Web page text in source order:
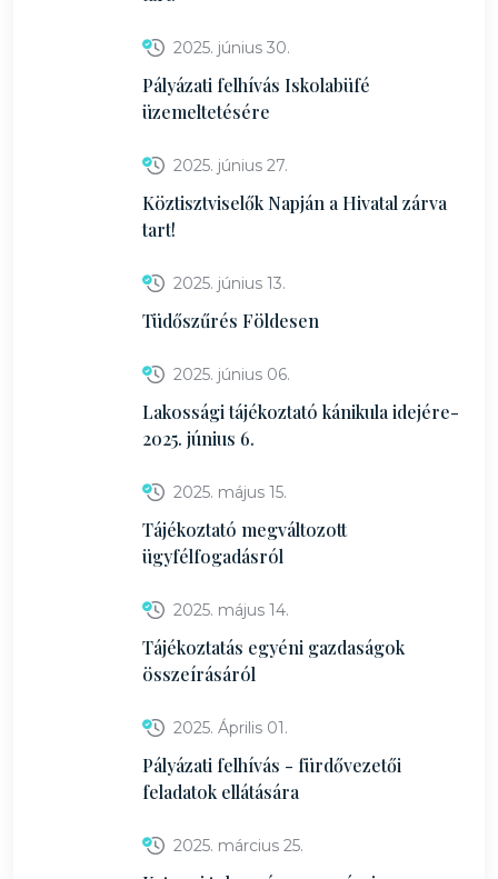
2025. június 30.
Pályázati felhívás Iskolabüfé
üzemeltetésére
2025. június 27.
Köztisztviselők Napján a Hivatal zárva
tart!
2025. június 13.
Tüdőszűrés Földesen
2025. június 06.
Lakossági tájékoztató kánikula idejére-
2025. június 6.
2025. május 15.
Tájékoztató megváltozott
ügyfélfogadásról
2025. május 14.
Tájékoztatás egyéni gazdaságok
összeírásáról
2025. Április 01.
Pályázati felhívás - fürdővezetői
feladatok ellátására
2025. március 25.